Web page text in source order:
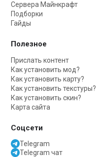
Сервера Майнкрафт
Подборки
Гайды
Полезное
Прислать контент
Как установить мод?
Как установить карту?
Как установить текстуры?
Как установить скин?
Карта сайта
Соцсети
Telegram
Telegram чат